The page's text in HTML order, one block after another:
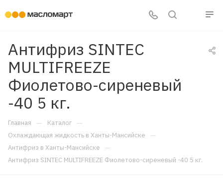
Антифриз SINTEC
MULTIFREEZE
Фиолетово-сиреневый
-40 5 кг.
Главная — Каталог —
Охлаждающая жидкость в Ханты-Мансийске —
Антифриз в Ханты-Мансийске —
Антифриз SINTEC MULTIFREEZE Фиолетово-сиреневый -40 5 кг.